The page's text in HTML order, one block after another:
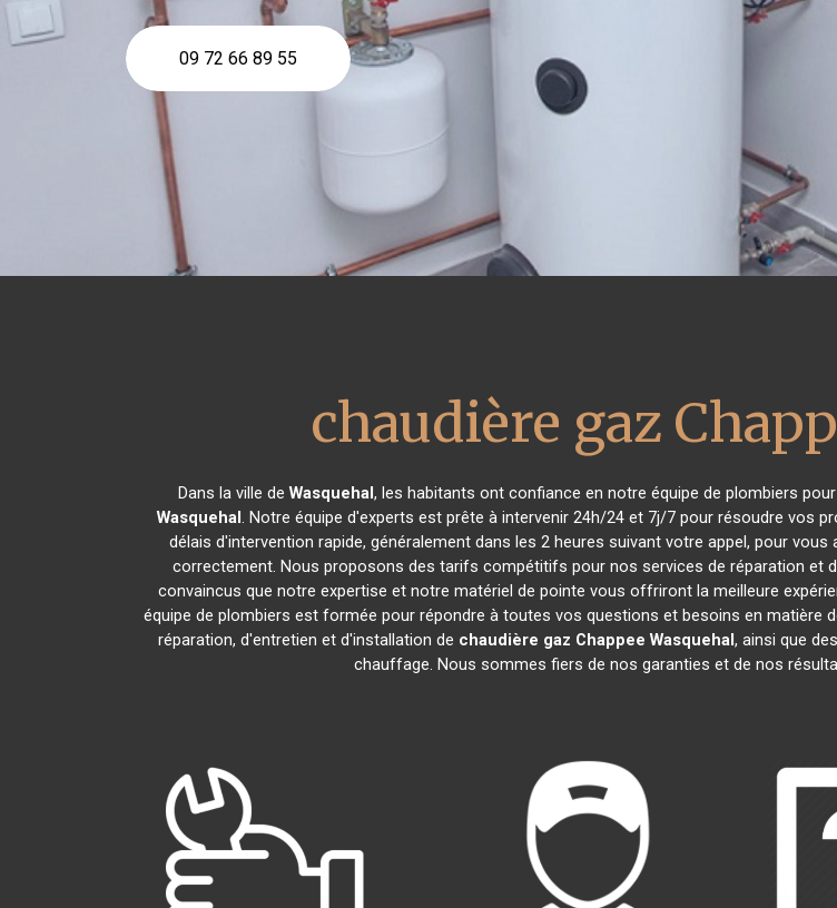
09 72 66 89 55
chaudière gaz
Dans la ville de Wasquehal, les habitants ont confiance en notre équipe de plombiers
Wasquehal. Notre équipe d'experts est prête à intervenir 24h/24 et 7j/7 pour résoudre vos
délais d'intervention rapide, généralement dans les 2 heures suivant votre appel, pour vous
correctement. Nous proposons des tarifs compétitifs pour nos services de réparation et
convaincus que notre expertise et notre matériel de pointe vous offriront la meilleure
équipe de plombiers est formée pour répondre à toutes vos questions et besoins en matière
réparation, d'entretien et d'installation de chaudière gaz Chappee Wasquehal, ainsi que
chauffage. Nous sommes fiers de nos garanties et de nos